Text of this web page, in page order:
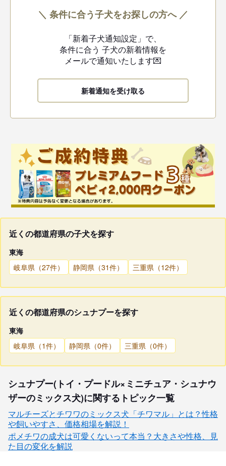
＼ 条件に合う子犬をお探しの方へ ／
「新着子犬通知設定」で、
条件に合う 子犬の新着情報を
メールで通知いたします💌
新着通知を受け取る
近くの都道府県の子犬を探す
東海
岐阜県（27件）
静岡県（31件） 三重県（12件）
近くの都道府県のシュナプーを探す
東海
岐阜県（1件）
静岡県（0件） 三重県（0件）
シュナプー(トイ・プードル×ミニチュア・シュナウ
ザーのミックス犬)に関するトピック一覧
マルチーズとチワワのミックス犬「チワマル」とは？性格
や飼いやすさ、価格相場を解説！
ポメチワの成犬は可愛くないって本当？大きさや性格、見
た目の変化を解説